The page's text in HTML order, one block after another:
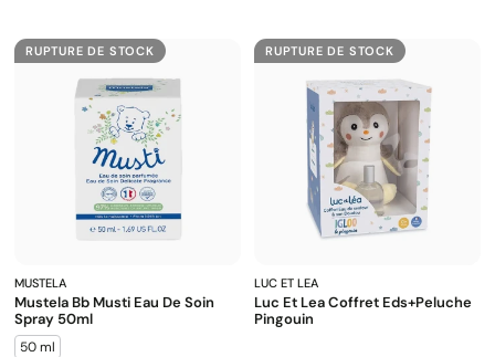
RUPTURE DE STOCK
MUSTELA
Mustela Bb Musti Eau De Soin
Spray 50ml
50 ml
RUPTURE DE STOCK
LUC ET LEA
Luc Et Lea Coffret Eds+peluche
Pingouin